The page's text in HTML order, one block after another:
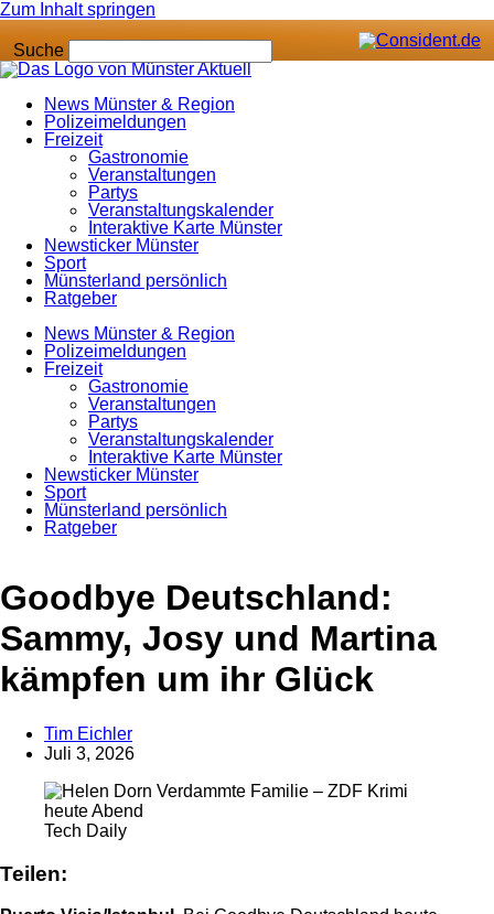
Zum Inhalt springen
Suche
News Münster & Region
Polizeimeldungen
Freizeit
Gastronomie
Veranstaltungen
Partys
Veranstaltungskalender
Interaktive Karte Münster
Newsticker Münster
Sport
Münsterland persönlich
Ratgeber
News Münster & Region
Polizeimeldungen
Freizeit
Gastronomie
Veranstaltungen
Partys
Veranstaltungskalender
Interaktive Karte Münster
Newsticker Münster
Sport
Münsterland persönlich
Ratgeber
Anzeige
Goodbye Deutschland:
Sammy, Josy und Martina
kämpfen um ihr Glück
Tim Eichler
Juli 3, 2026
Tech Daily
Teilen: